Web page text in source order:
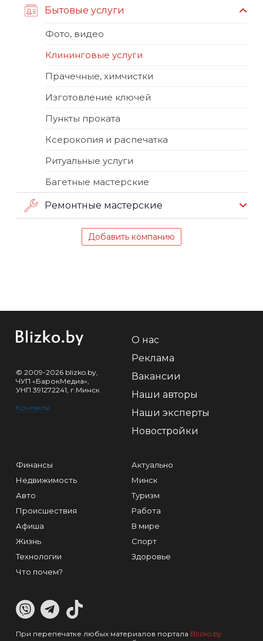
Бытовые услуги
Фото, видео
Клининговые услуги
Прачечные, химчистки
Изготовление ключей
Пункты проката
Ксерокопия и распечатка
Ритуальные услуги
Багетные мастерские
Ремонтные мастерские
Добавить компанию
© 2009-2026 blizko.by,
ЧУП «БарокМедиа»,
УНП 391272241, г.Минск
Контакты
О нас
Реклама
Вакансии
Наши авторы
Наши эксперты
Новостройки
Финансы
Недвижимость
Авто
Происшествия
Афиша
Жизнь
Технологии
Что почем?
Актуально
Минск
Туризм
Работа
В мире
Спорт
Здоровье
При перепечатке любых материалов портала Blizko.by